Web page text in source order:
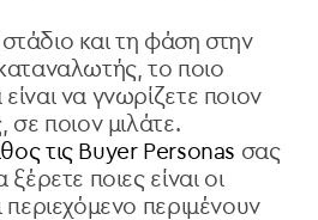
και τη φάση στην
το ποιο
να γνωρίζετε ποιον
σε ποιον μιλάτε.
τις Buyer Personas σας
ποιες είναι οι
περιεχόμενο περιμένουν